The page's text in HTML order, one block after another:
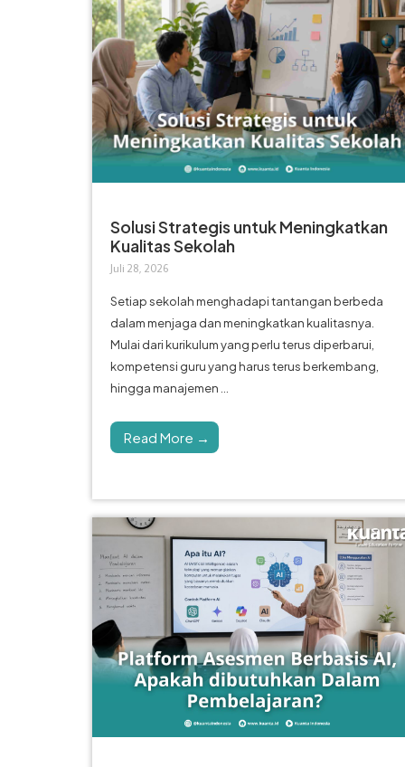
Solusi Strategis untuk Meningkatkan
Kualitas Sekolah
Juli 28, 2026
Setiap sekolah menghadapi tantangan berbeda
dalam menjaga dan meningkatkan kualitasnya.
Mulai dari kurikulum yang perlu terus diperbarui,
kompetensi guru yang harus terus berkembang,
hingga manajemen ...
Read More →